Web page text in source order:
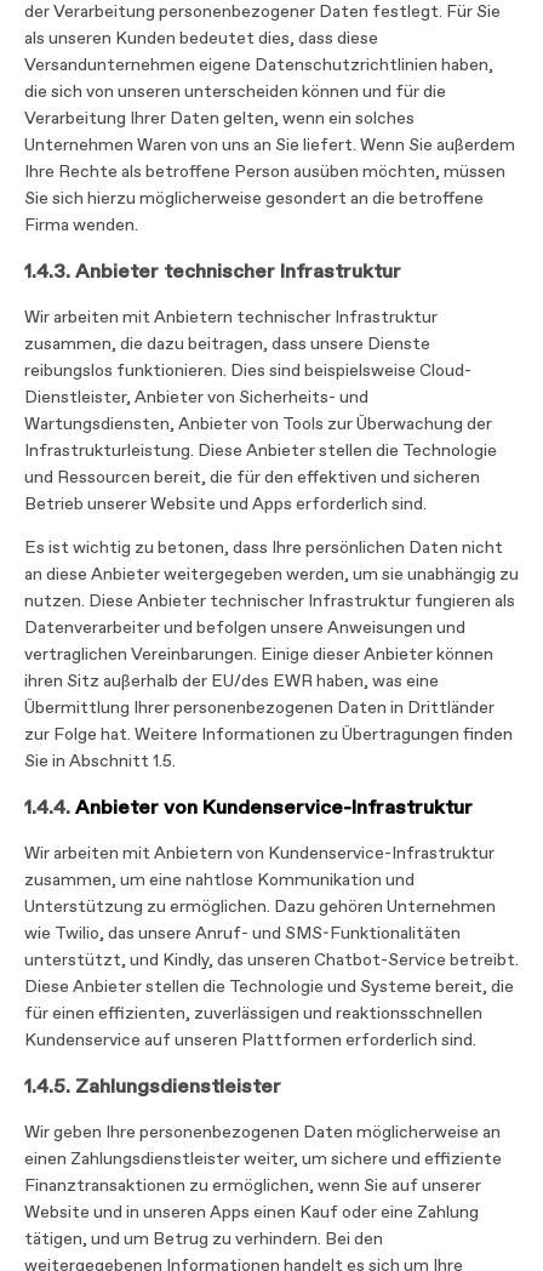
der Verarbeitung personenbezogener Daten festlegt. Für Sie
als unseren Kunden bedeutet dies, dass diese
Versandunternehmen eigene Datenschutzrichtlinien haben,
die sich von unseren unterscheiden können und für die
Verarbeitung Ihrer Daten gelten, wenn ein solches
Unternehmen Waren von uns an Sie liefert. Wenn Sie außerdem
Ihre Rechte als betroffene Person ausüben möchten, müssen
Sie sich hierzu möglicherweise gesondert an die betroffene
Firma wenden.
1.4.3. Anbieter technischer Infrastruktur
Wir arbeiten mit Anbietern technischer Infrastruktur
zusammen, die dazu beitragen, dass unsere Dienste
reibungslos funktionieren. Dies sind beispielsweise Cloud-
Dienstleister, Anbieter von Sicherheits- und
Wartungsdiensten, Anbieter von Tools zur Überwachung der
Infrastrukturleistung. Diese Anbieter stellen die Technologie
und Ressourcen bereit, die für den effektiven und sicheren
Betrieb unserer Website und Apps erforderlich sind.
Es ist wichtig zu betonen, dass Ihre persönlichen Daten nicht
an diese Anbieter weitergegeben werden, um sie unabhängig zu
nutzen. Diese Anbieter technischer Infrastruktur fungieren als
Datenverarbeiter und befolgen unsere Anweisungen und
vertraglichen Vereinbarungen. Einige dieser Anbieter können
ihren Sitz außerhalb der EU/des EWR haben, was eine
Übermittlung Ihrer personenbezogenen Daten in Drittländer
zur Folge hat. Weitere Informationen zu Übertragungen finden
Sie in Abschnitt 1.5.
1.4.4.Anbieter von Kundenservice-Infrastruktur
Wir arbeiten mit Anbietern von Kundenservice-Infrastruktur
zusammen, um eine nahtlose Kommunikation und
Unterstützung zu ermöglichen. Dazu gehören Unternehmen
wie Twilio, das unsere Anruf- und SMS-Funktionalitäten
unterstützt, und Kindly, das unseren Chatbot-Service betreibt.
Diese Anbieter stellen die Technologie und Systeme bereit, die
für einen effizienten, zuverlässigen und reaktionsschnellen
Kundenservice auf unseren Plattformen erforderlich sind.
1.4.5. Zahlungsdienstleister
Wir geben Ihre personenbezogenen Daten möglicherweise an
einen Zahlungsdienstleister weiter, um sichere und effiziente
Finanztransaktionen zu ermöglichen, wenn Sie auf unserer
Website und in unseren Apps einen Kauf oder eine Zahlung
tätigen, und um Betrug zu verhindern. Bei den
weitergegebenen Informationen handelt es sich um Ihre